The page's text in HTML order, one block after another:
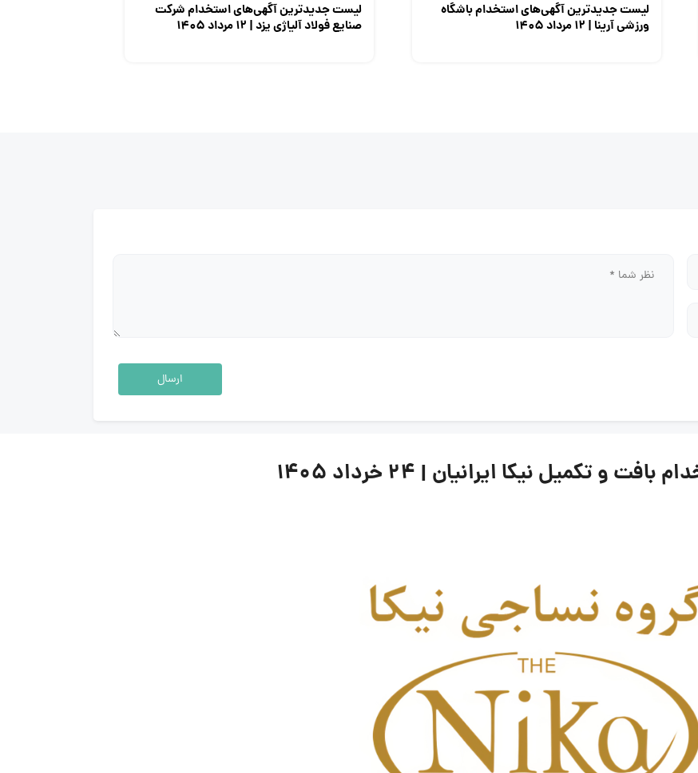
لیست جدیدترین آگهی‌های استخدام باشگاه
ورزشی آرینا | ۱۲ مرداد ۱۴۰۵
لیست جدیدترین آگهی‌های استخدام شرکت
صنایع فولاد آلیاژی یزد | ۱۲ مرداد ۱۴۰۵
ارسال
تکمیل نیکا ایرانیان | ۲۴ خرداد ۱۴۰۵